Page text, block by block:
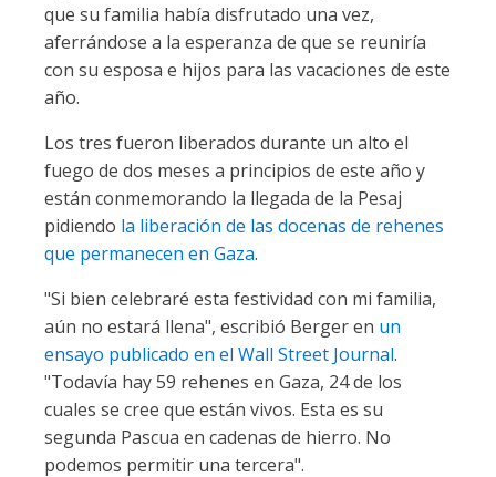
que su familia había disfrutado una vez,
aferrándose a la esperanza de que se reuniría
con su esposa e hijos para las vacaciones de este
año.
Los tres fueron liberados durante un alto el
fuego de dos meses a principios de este año y
están conmemorando la llegada de la Pesaj
pidiendo la liberación de las docenas de rehenes
que permanecen en Gaza.
"Si bien celebraré esta festividad con mi familia,
aún no estará llena", escribió Berger en un
ensayo publicado en el Wall Street Journal.
"Todavía hay 59 rehenes en Gaza, 24 de los
cuales se cree que están vivos. Esta es su
segunda Pascua en cadenas de hierro. No
podemos permitir una tercera".